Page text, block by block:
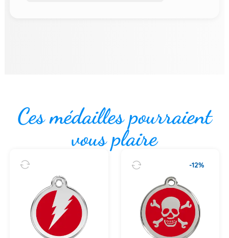
Ces médailles pourraient
vous plaire
-12%